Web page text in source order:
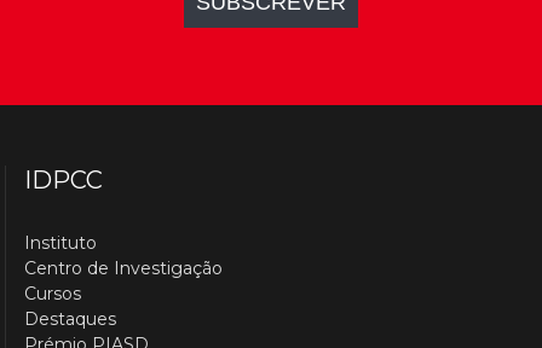
IDPCC
Instituto
Centro de Investigação
Cursos
Destaques